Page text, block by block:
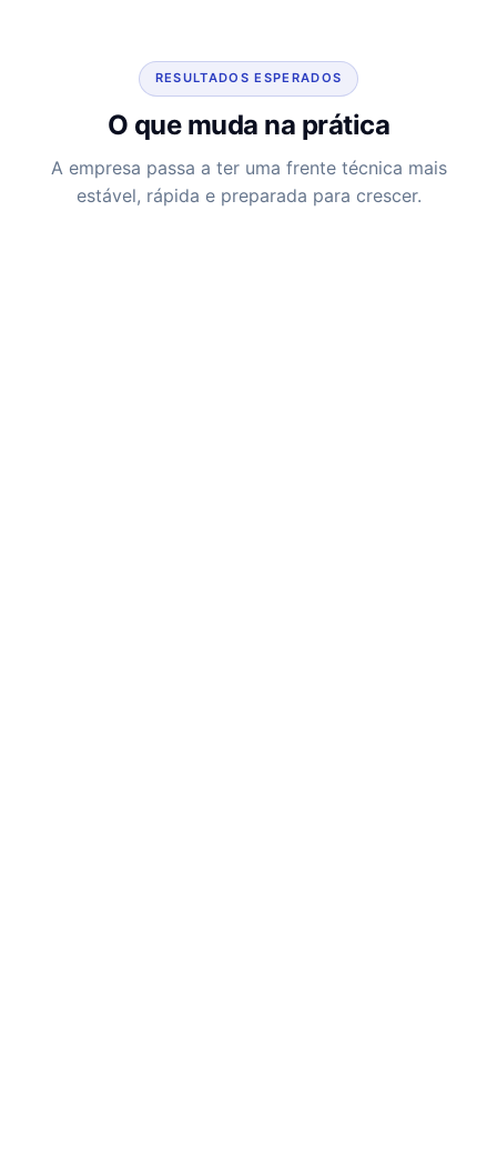
RESULTADOS ESPERADOS
O que muda na prática
A empresa passa a ter uma frente técnica mais
estável, rápida e preparada para crescer.